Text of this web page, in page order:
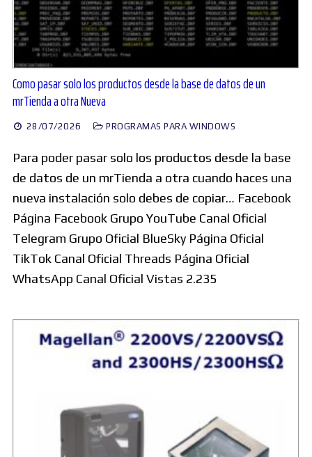
Como pasar solo los productos desde la base de datos de un
mrTienda a otra Nueva
28/07/2026 PROGRAMAS PARA WINDOWS
Para poder pasar solo los productos desde la base
de datos de un mrTienda a otra cuando haces una
nueva instalación solo debes de copiar… Facebook
Página Facebook Grupo YouTube Canal Oficial
Telegram Grupo Oficial BlueSky Página Oficial
TikTok Canal Oficial Threads Página Oficial
WhatsApp Canal Oficial Vistas 2.235